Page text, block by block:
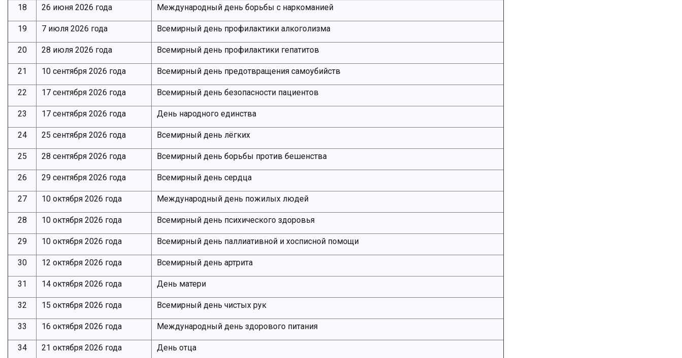
18 26 июня 2026 года Международный день борьбы с наркоманией
19 7 июля 2026 года Всемирный день профилактики алкоголизма
20 28 июля 2026 года Всемирный день профилактики гепатитов
21 10 сентября 2026 года Всемирный день предотвращения самоубийств
22 17 сентября 2026 года Всемирный день безопасности пациентов
23 17 сентября 2026 года День народного единства
24 25 сентября 2026 года Всемирный день лёгких
25 28 сентября 2026 года Всемирный день борьбы против бешенства
26 29 сентября 2026 года Всемирный день сердца
27 10 октября 2026 года Международный день пожилых людей
28 10 октября 2026 года Всемирный день психического здоровья
29 10 октября 2026 года Всемирный день паллиативной и хосписной помощи
30 12 октября 2026 года Всемирный день артрита
31 14 октября 2026 года День матери
32 15 октября 2026 года Всемирный день чистых рук
33 16 октября 2026 года Международный день здорового питания
34 21 октября 2026 года День отца